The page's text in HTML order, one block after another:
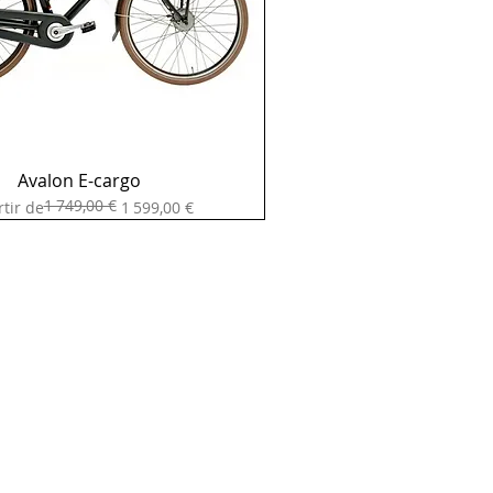
Avalon E-cargo
de1 749,00 € 1 599,00 €